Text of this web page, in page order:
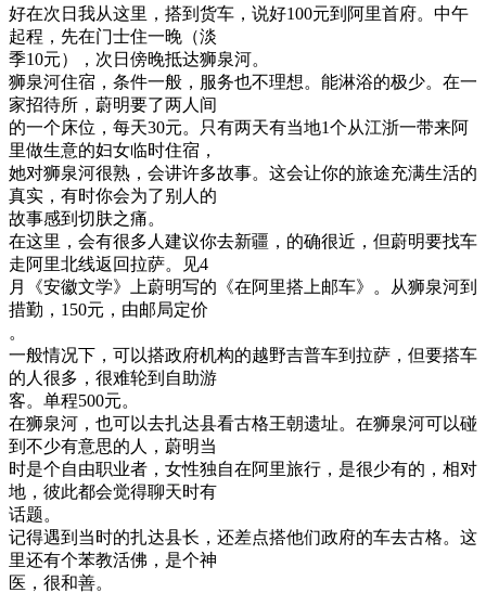
好在次日我从这里，搭到货车，说好100元到阿里首府。中午
起程，先在门士住一晚（淡
季10元），次日傍晚抵达狮泉河。
狮泉河住宿，条件一般，服务也不理想。能淋浴的极少。在一
家招待所，蔚明要了两人间
的一个床位，每天30元。只有两天有当地1个从江浙一带来阿
里做生意的妇女临时住宿，
她对狮泉河很熟，会讲许多故事。这会让你的旅途充满生活的
真实，有时你会为了别人的
故事感到切肤之痛。
在这里，会有很多人建议你去新疆，的确很近，但蔚明要找车
走阿里北线返回拉萨。见4
月《安徽文学》上蔚明写的《在阿里搭上邮车》。从狮泉河到
措勤，150元，由邮局定价
。
一般情况下，可以搭政府机构的越野吉普车到拉萨，但要搭车
的人很多，很难轮到自助游
客。单程500元。
在狮泉河，也可以去扎达县看古格王朝遗址。在狮泉河可以碰
到不少有意思的人，蔚明当
时是个自由职业者，女性独自在阿里旅行，是很少有的，相对
地，彼此都会觉得聊天时有
话题。
记得遇到当时的扎达县长，还差点搭他们政府的车去古格。这
里还有个苯教活佛，是个神
医，很和善。